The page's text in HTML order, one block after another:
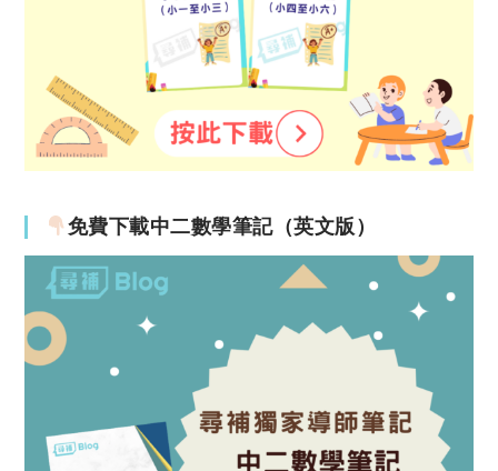
免費下載中二數學筆記（英文版）